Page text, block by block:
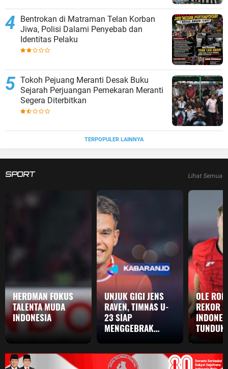
Bentrokan di Matraman Telan Korban
Jiwa, Polisi Dalami Penyebab dan
Identitas Pelaku
Tokoh Pejuang Meranti Desak Buku
Sejarah Perjuangan Pemekaran Meranti
Segera Diterbitkan
TERPOPULER LAINNYA
SPORT Lihat Semua
HERDMAN FOKUS
TALENTA MUDA
INDONESIA
UNJUK GIGI JENS
RAVEN, TIMNAS U-
23 SIAP
MENGGEBRAK
OLE
REKOR